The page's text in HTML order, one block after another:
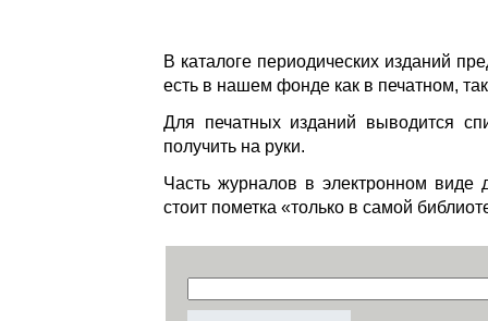
В каталоге периодических изданий
есть в нашем фонде как в печатном,
Для печатных изданий выводится
получить на руки.
Часть журналов в электронном виде
стоит пометка «только в самой